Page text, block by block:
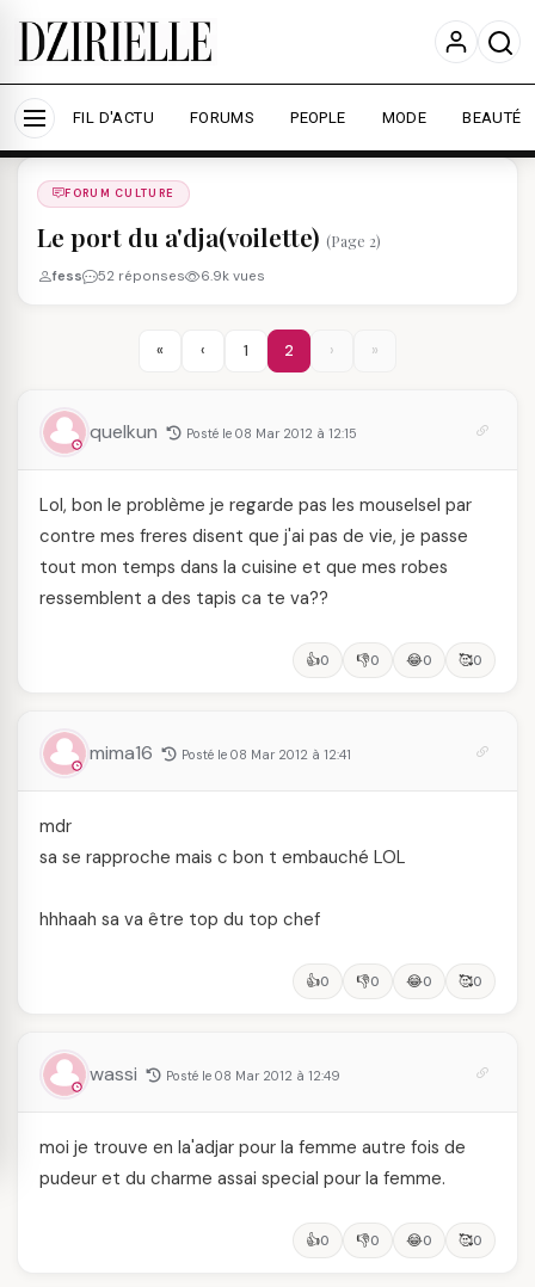
Nous utilisons des cookies pour améliorer votre
expérience et mesurer l'audience.
En savoir plus
Accepter tout Personnaliser
FIL D'ACTU FORUMS PEOPLE MODE BEAUTÉ
Forums
FORUM CULTURE
Le port du a'dja(voilette) (Page 2)
fess 52 réponses 6.9k vues
« ‹ 1 2 › »
quelkun Posté le 08 Mar 2012 à 12:15
Lol, bon le problème je regarde pas les mouselsel par
contre mes freres disent que j'ai pas de vie, je passe
tout mon temps dans la cuisine et que mes robes
ressemblent a des tapis ca te va??
👍0 👎0 😂0 🥰0
mima16 Posté le 08 Mar 2012 à 12:41
mdr
sa se rapproche mais c bon t embauché LOL
hhhaah sa va être top du top chef
👍0 👎0 😂0 🥰0
wassi Posté le 08 Mar 2012 à 12:49
moi je trouve en la'adjar pour la femme autre fois de
pudeur et du charme assai special pour la femme.
👍0 👎0 😂0 🥰0